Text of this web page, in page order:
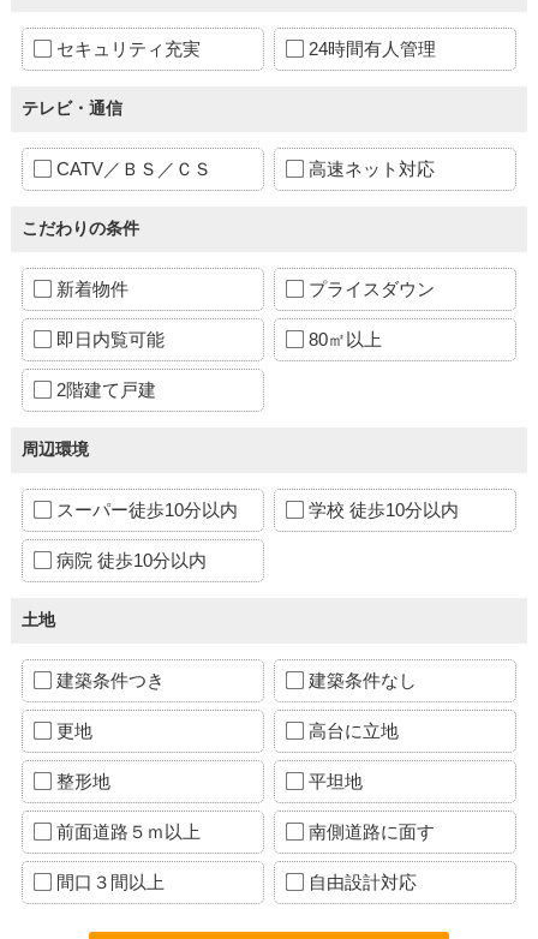
セキュリティ充実 24時間有人管理
テレビ・通信
CATV／ＢＳ／ＣＳ 高速ネット対応
こだわりの条件
新着物件 プライスダウン
即日内覧可能 80㎡以上
2階建て戸建
周辺環境
スーパー徒歩10分以内 学校 徒歩10分以内
病院 徒歩10分以内
土地
建築条件つき 建築条件なし
更地 高台に立地
整形地 平坦地
前面道路５ｍ以上 南側道路に面す
間口３間以上 自由設計対応